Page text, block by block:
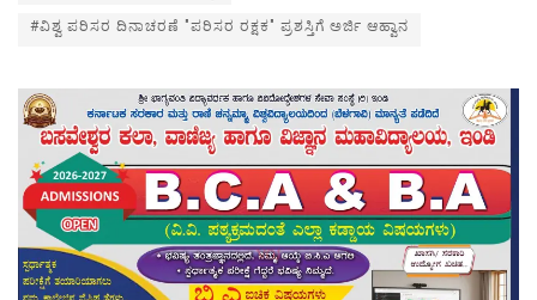
#ವಿಶ್ವ ಪರಿಸರ ದಿನಾಚರಣೆ "ಪರಿಸರ ರಕ್ಷಕ" ಪ್ರಶಸ್ತಿಗೆ ಅರ್ಜಿ ಆಹ್ವಾನ